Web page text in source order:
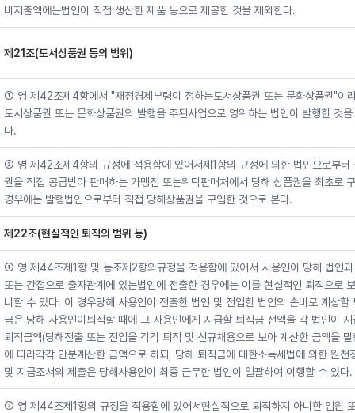
비지출액에는법인이 직접 생산한 제품 등으로 제공한 것을 제외한다.
제21조(도서상품권 등의 범위)
① 영 제42조제4항에서 "재정경제부령이 정하는도서상품권 또는 문화상품권"이
도서상품권 또는 문화상품권의 발행을 주된사업으로 영위하는 법인이 발행한 것
다.
② 영 제42조제4항의 규정에 적용함에 있어서제1항의 규정에 의한 법인으로부터
권을 직접 공급받아 판매하는 가맹점 또는위탁판매처에서 당해 상품권을 최초로
경우에는 발행법인으로부터 직접 당해상품권을 구입한 것으로 본다.
제22조(현실적인 퇴직의 범위 등)
① 영 제44조제1항 및 동조제2항의규정을 적용함에 있어서 사용인이 당해 법인
또는 간접으로 출자관계에 있는법인에 전출한 경우에는 이를 현실적인 퇴직으로
니할 수 있다. 이 경우당해 사용인이 전출한 법인 및 전입한 법인의 손비로 계상할
금은 당해 사용인이퇴직할 때에 그 사용인에게 지급할 퇴직금 전액을 각 법인이 지
퇴직금액(당해전출 또는 전입을 각각 퇴직 및 신규채용으로 보아 계산한 금액을 말
에 따라각각 안분계산한 금액으로 하되, 당해 퇴직금에 대한소득세법에 의한 원천
및 지급조서의 제출은 당해사용인이 최종 근무한 법인이 일괄하여 이행할 수 있다.
② 영 제44조제1항의 규정을 적용함에 있어서현실적으로 퇴직하지 아니한 임원